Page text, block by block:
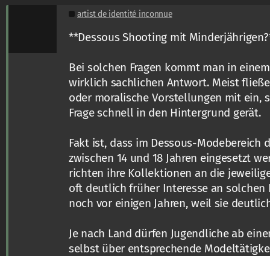
artist de identité inconnue
**Dessous Shooting mit
Bei solchen Fragen kommt man in
wirklich sachlichen Antwort. Meist
oder moralische Vorstellungen mit ein,
Frage schnell in den Hintergrund gerät.
Fakt ist, dass im Dessous-Modebereich
zwischen 14 und 18 Jahren eingesetzt
richten ihre Kollektionen an die
oft deutlich früher Interesse an
noch vor einigen Jahren, weil sie
Je nach Land dürfen Jugendliche ab
selbst über entsprechende